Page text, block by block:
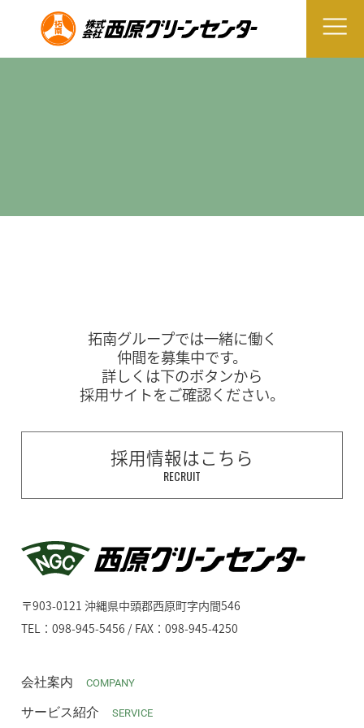
拓南グループでは一緒に働く
仲間を募集中です。
詳しくは下のボタンから
採用サイトをご確認ください。
採用情報はこちら
RECRUIT
〒903-0121 沖縄県中頭郡西原町字内間546
TEL：098-945-5456 / FAX：098-945-4250
会社案内 COMPANY
サービス紹介 SERVICE